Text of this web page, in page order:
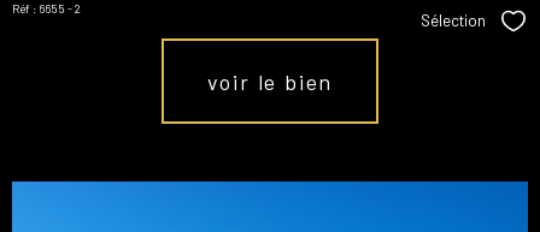
Réf : 6655 - 2
Sélection
voir le bien